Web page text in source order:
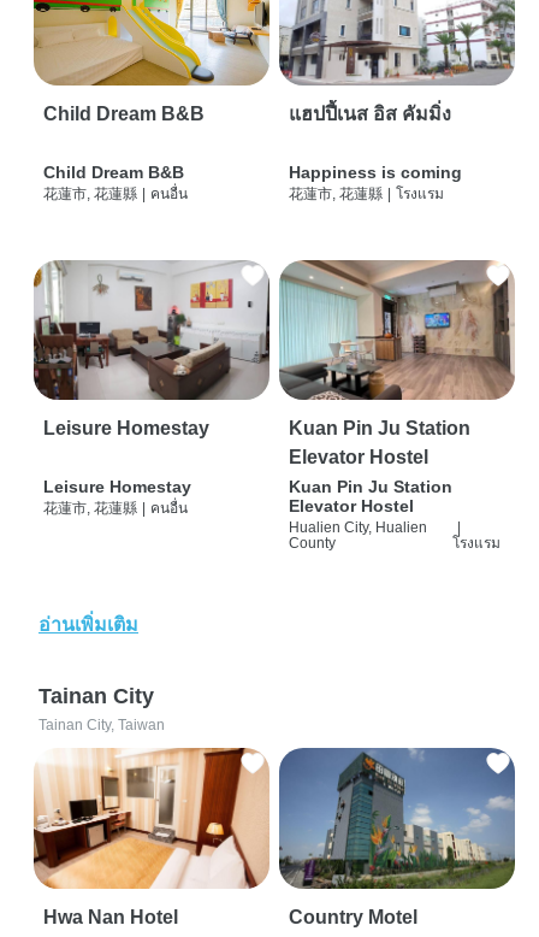
Child Dream B&B
Child Dream B&B
花蓮市, 花蓮縣 คนอื่น
แฮปปี้เนส อิส คัมมิ่ง
Happiness is coming
花蓮市, 花蓮縣 โรงแรม
Leisure Homestay
Leisure Homestay
花蓮市, 花蓮縣 คนอื่น
Kuan Pin Ju Station
Elevator Hostel
Kuan Pin Ju Station
Elevator Hostel
Hualien City, Hualien
County
โรงแรม
อ่านเพิ่มเติม
Tainan City
Tainan City, Taiwan
Hwa Nan Hotel Country Motel